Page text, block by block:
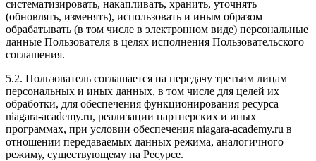
систематизировать, накапливать, хранить, уточнять
(обновлять, изменять), использовать и иным образом
обрабатывать (в том числе в электронном виде) персональные
данные Пользователя в целях исполнения Пользовательского
соглашения.
5.2. Пользователь соглашается на передачу третьим лицам
персональных и иных данных, в том числе для целей их
обработки, для обеспечения функционирования ресурса
niagara-academy.ru, реализации партнерских и иных
программах, при условии обеспечения niagara-academy.ru в
отношении передаваемых данных режима, аналогичного
режиму, существующему на Ресурсе.